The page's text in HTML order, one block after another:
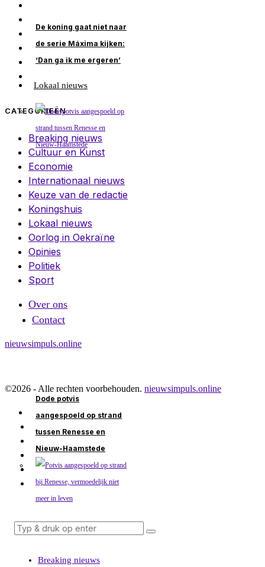
De koning gaat niet naar
de serie Máxima kijken:
‘Dan ga ik me ergeren’
Lokaal nieuws
Dode potvis
aangespoeld op strand
tussen Renesse en
Nieuw-Haamstede
CATEGORIEËN
Breaking nieuws
Cultuur en Kunst
Economie
Internationaal nieuws
Keuze van de redactie
Koningshuis
Lokaal nieuws
Oorlog in Oekraïne
Opinies
Politiek
Sport
Over ons
Contact
nieuwsimpuls.online
©2026 - Alle rechten voorbehouden. nieuwsimpuls.online
Breaking nieuws